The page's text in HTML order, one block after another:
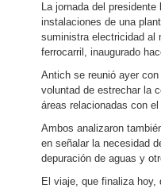
La jornada del
instalaciones de una
suministra electricidad al
ferrocarril, inaugurado
Antich se reunió ayer
voluntad de estrechar la
áreas relacionadas con
Ambos analizaron
en señalar la necesidad
depuración de aguas y
El viaje, que finaliza hoy,